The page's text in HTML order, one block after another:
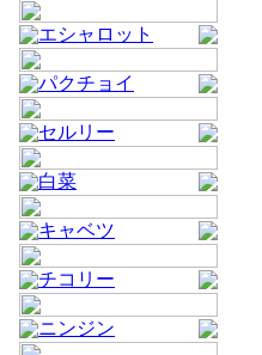
エシャロット
パクチョイ
セルリー
白菜
キャベツ
チコリー
ニンジン